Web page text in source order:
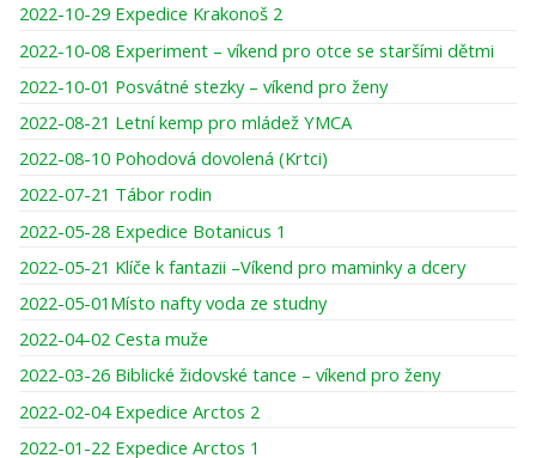
2022-10-29 Expedice Krakonoš 2
2022-10-08 Experiment – víkend pro otce se staršími dětmi
2022-10-01 Posvátné stezky – víkend pro ženy
2022-08-21 Letní kemp pro mládež YMCA
2022-08-10 Pohodová dovolená (Krtci)
2022-07-21 Tábor rodin
2022-05-28 Expedice Botanicus 1
2022-05-21 Klíče k fantazii –Víkend pro maminky a dcery
2022-05-01Místo nafty voda ze studny
2022-04-02 Cesta muže
2022-03-26 Biblické židovské tance – víkend pro ženy
2022-02-04 Expedice Arctos 2
2022-01-22 Expedice Arctos 1